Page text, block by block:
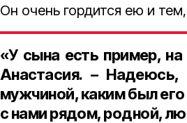
Он очень гордится ею и
«У сына есть пример,
Анастасия. –
мужчиной, каким был
с нами рядом, родной,